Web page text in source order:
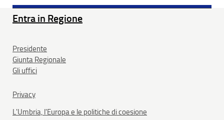
Entra in Regione
Presidente
Giunta Regionale
Gli uffici
Privacy
L'Umbria, l'Europa e le politiche di coesione